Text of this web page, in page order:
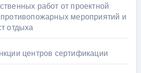
работ от проектной
мероприятий и
отдыха
центров сертификации